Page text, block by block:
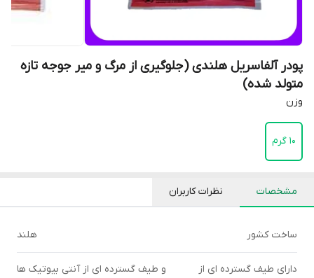
پودر آلفاسریل هلندی (جلوگیری از مرگ و میر جوجه تازه
متولد شده)
وزن
۱۰ گرم
مشخصات نظرات کاربران
ساخت کشور هلند
دارای طیف گسترده ای از
و طیف گسترده ای از آنتی بیوتیک ها